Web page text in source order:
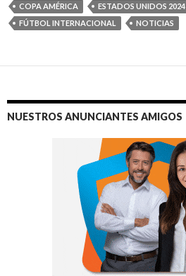
COPA AMÉRICA
ESTADOS UNIDOS 2024
FÚTBOL INTERNACIONAL
NOTICIAS
NUESTROS ANUNCIANTES AMIGOS